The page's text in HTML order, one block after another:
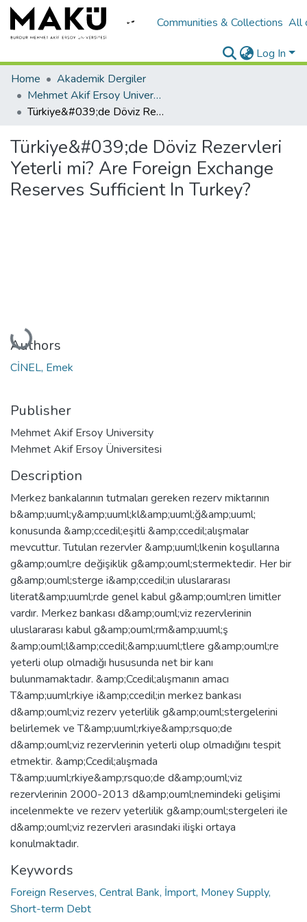
Communities & Collections All
Log In
Home
Akademik Dergiler
Mehmet Akif Ersoy University Journal of Social Sciences Institute
Türkiye&#039;de Döviz Rezervleri Yeterli mi? Are Foreign Exchange Reserves Sufficient In Turkey?
Türkiye&#039;de Döviz Rezervleri
Yeterli mi? Are Foreign Exchange
Reserves Sufficient In Turkey?
Loading...
Authors
CİNEL, Emek
Publisher
Mehmet Akif Ersoy University
Mehmet Akif Ersoy Üniversitesi
Description
Merkez bankalarının tutmaları gereken rezerv miktarının
b&amp;uuml;y&amp;uuml;kl&amp;uuml;ğ&amp;uuml;
konusunda &amp;ccedil;eşitli &amp;ccedil;alışmalar
mevcuttur. Tutulan rezervler &amp;uuml;lkenin koşullarına
g&amp;ouml;re değişiklik g&amp;ouml;stermektedir. Her bir
g&amp;ouml;sterge i&amp;ccedil;in uluslararası
literat&amp;uuml;rde genel kabul g&amp;ouml;ren limitler
vardır. Merkez bankası d&amp;ouml;viz rezervlerinin
uluslararası kabul g&amp;ouml;rm&amp;uuml;ş
&amp;ouml;l&amp;ccedil;&amp;uuml;tlere g&amp;ouml;re
yeterli olup olmadığı hususunda net bir kanı
bulunmamaktadır. &amp;Ccedil;alışmanın amacı
T&amp;uuml;rkiye i&amp;ccedil;in merkez bankası
d&amp;ouml;viz rezerv yeterlilik g&amp;ouml;stergelerini
belirlemek ve T&amp;uuml;rkiye&amp;rsquo;de
d&amp;ouml;viz rezervlerinin yeterli olup olmadığını tespit
etmektir. &amp;Ccedil;alışmada
T&amp;uuml;rkiye&amp;rsquo;de d&amp;ouml;viz
rezervlerinin 2000-2013 d&amp;ouml;nemindeki gelişimi
incelenmekte ve rezerv yeterlilik g&amp;ouml;stergeleri ile
d&amp;ouml;viz rezervleri arasındaki ilişki ortaya
konulmaktadır.
Keywords
Foreign Reserves, Central Bank, İmport, Money Supply,
Short-term Debt